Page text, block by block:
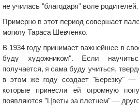
не училась "благодаря" воле родителей.
Примерно в этот период совершает
могилу Тараса Шевченко.
В 1934 году принимает важнейшее в
буду художником". Если
получается, я сама буду учиться,
в этом же году создает "Березку" —
которые принесли ей огромную
появляются "Цветы за плетнем" —